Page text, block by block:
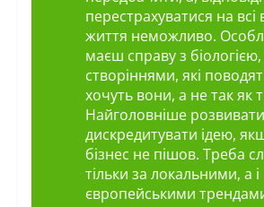
перестрахуватися на всі
життя неможливо.
маєш справу з
створіннями, які
хочуть вони, а не так як
Найголовніше
дискредитувати ідею,
бізнес не пішов. Треба
тільки за локальними, а і
європейськими